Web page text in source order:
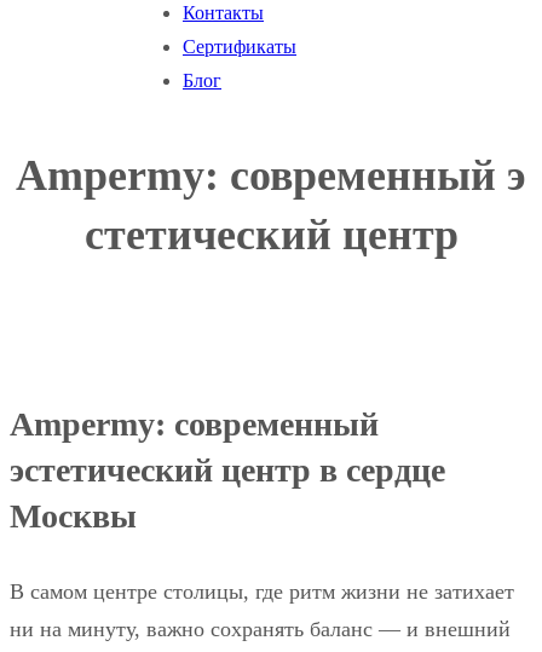
Контакты
Сертификаты
Блог
Ampermy: современный э
стетический центр
Ampermy: современный
эстетический центр в сердце
Москвы
В самом центре столицы, где ритм жизни не затихает
ни на минуту, важно сохранять баланс — и внешний